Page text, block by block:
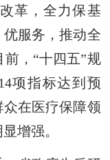
革，全力保基
服务，推动全
，“十四五”规
项指标达到预
在医疗保障领
增强。